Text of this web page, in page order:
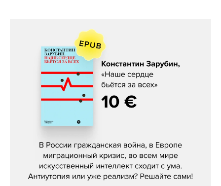
Константин Зарубин, «Наше сердце